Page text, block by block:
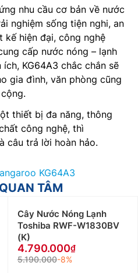
nhu cầu cơ bản về nước
nghiệm sống tiện nghi, an
kế hiện đại, công nghệ
cấp nước nóng – lạnh
KG64A3 chắc chắn sẽ
gia đình, văn phòng cũng
thiết bị đa năng, thông
công nghệ, thì
câu trả lời hoàn hảo.
KG64A3
TÂM
Cây Nước Nóng Lạnh
Toshiba RWF-W1830BV
(K)
4.790.000
5.190.000-8%